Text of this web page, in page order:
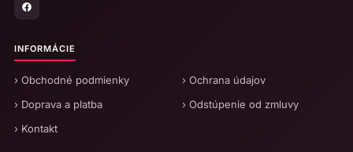
INFORMÁCIE
› Obchodné podmienky
› Ochrana údajov
› Doprava a platba
› Odstúpenie od zmluvy
› Kontakt